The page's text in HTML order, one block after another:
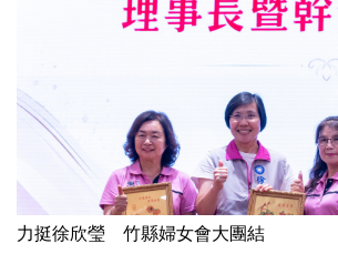
力挺徐欣瑩 竹縣婦女會大團結